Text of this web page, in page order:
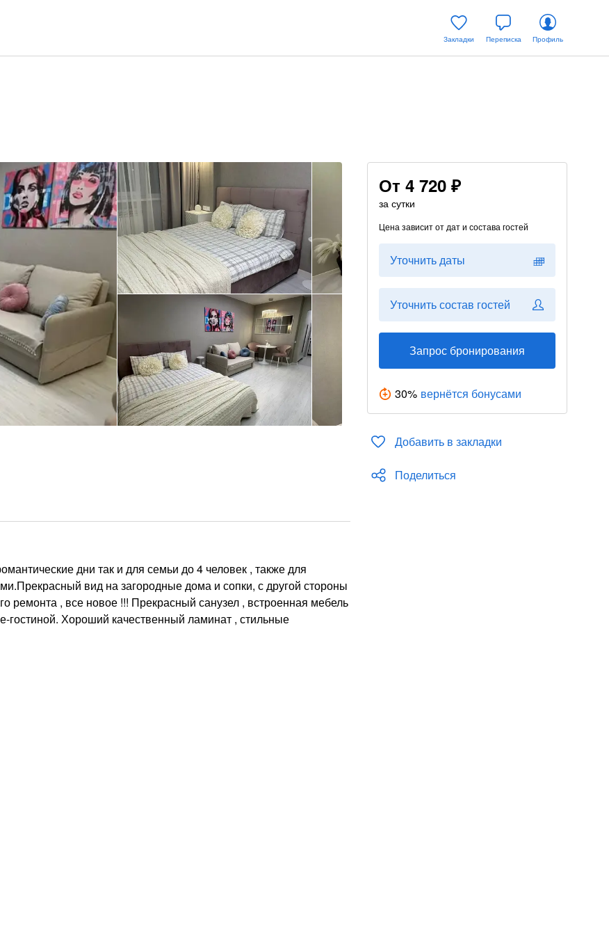
Закладки Переписка Профиль
От 4 720 ₽
за сутки
Цена зависит от дат и состава гостей
Уточнить даты
Уточнить состав гостей
Запрос бронирования
30% вернётся бонусами
Добавить в закладки
Поделиться
дни так и для семьи до 4 человек , также для
вид на загородные дома и сопки, с другой стороны
ремонта , все новое !!! Прекрасный санузел , встроенная мебель
гостиной. Хороший качественный ламинат , стильные